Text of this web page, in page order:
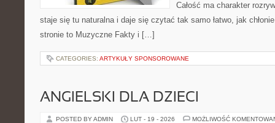
Całość ma charakter
staje się tu naturalna i daje się czytać tak samo łatwo, jak
stronie to Muzyczne Fakty i […]
CATEGORIES: ARTYKUŁY SPONSOROWANE
ANGIELSKI DLA DZIECI
POSTED BY ADMIN LUT - 19 - 2026 MOŻLIWOŚĆ